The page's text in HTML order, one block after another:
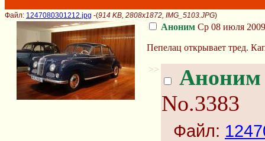
Файл: 1247080301212.jpg -(914 KB, 2808x1872, IMG_5103.JPG)
Аноним Ср 08 июля
Пепелац открывает тред.
>> Аноним
No.3383
Файл: